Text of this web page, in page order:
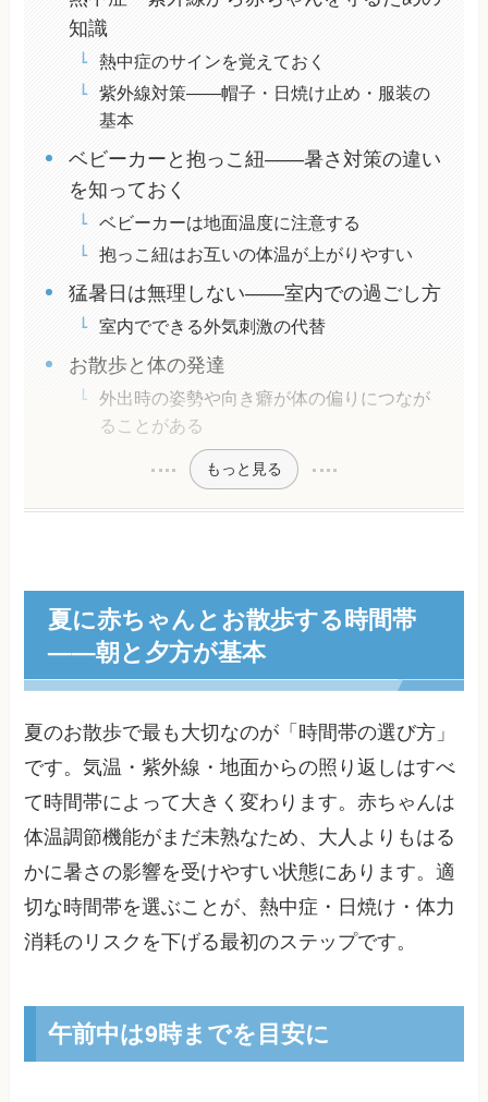
知識
熱中症のサインを覚えておく
紫外線対策——帽子・日焼け止め・服装の
基本
ベビーカーと抱っこ紐——暑さ対策の違い
を知っておく
ベビーカーは地面温度に注意する
抱っこ紐はお互いの体温が上がりやすい
猛暑日は無理しない——室内での過ごし方
室内でできる外気刺激の代替
お散歩と体の発達
外出時の姿勢や向き癖が体の偏りにつなが
ることがある
もっと見る
夏に赤ちゃんとお散歩する時間帯
——朝と夕方が基本
夏のお散歩で最も大切なのが「時間帯の選び方」
です。気温・紫外線・地面からの照り返しはすべ
て時間帯によって大きく変わります。赤ちゃんは
体温調節機能がまだ未熟なため、大人よりもはる
かに暑さの影響を受けやすい状態にあります。適
切な時間帯を選ぶことが、熱中症・日焼け・体力
消耗のリスクを下げる最初のステップです。
午前中は9時までを目安に